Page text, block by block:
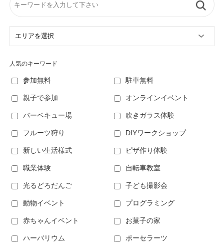
人気のキーワード
参加無料 駐車無料
親子で参加 オンラインイベント
バーベキュー場 吹きガラス体験
フルーツ狩り DIYワークショップ
新しい生活様式 ピザ作り体験
職業体験 自転車教室
光るどろだんご 子ども撮影会
動物イベント プログラミング
赤ちゃんイベント お菓子の家
ハーバリウム ポーセラーツ